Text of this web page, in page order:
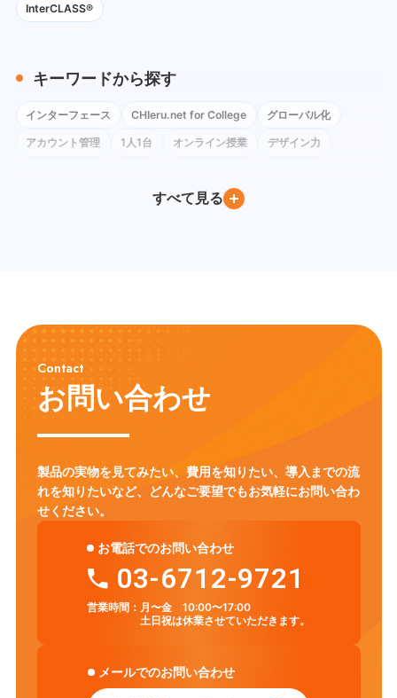
InterCLASS®
キーワードから探す
インターフェース CHIeru.net for College グローバル化
アカウント管理 1人1台 オンライン授業 デザイン力
iPad Google Workspace for Education
英語教育 ICT環境 情報リテラシー
モジュール学習 タブレット
アクティブ・ラーニング ICT セキュリティ対策
すべて見る
Contact
お問い合わせ
製品の実物を見てみたい、費用を知りたい、導入までの流
れを知りたいなど、
どんなご要望でもお気軽にお問い合わ
せください。
お電話でのお問い合わせ
03-6712-9721
営業時間： 月〜金 10:00〜17:00
土日祝は休業させていただきます。
メールでのお問い合わせ